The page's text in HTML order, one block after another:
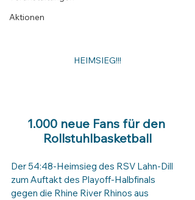
Aktionen
HEIMSIEG!!!
1.000 neue Fans für den
Rollstuhlbasketball
Der 54:48-Heimsieg des RSV Lahn-Dill
zum Auftakt des Playoff-Halbfinals
gegen die Rhine River Rhinos aus